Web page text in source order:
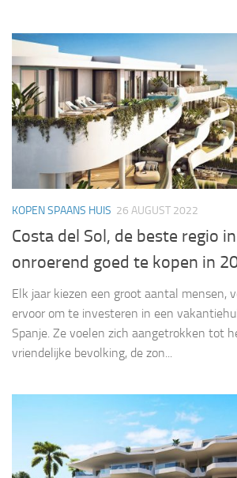
KOPEN SPAANS HUIS 26 AUGUST 2022
Costa del Sol, de beste regio
onroerend goed te kopen in
Elk jaar kiezen een groot aantal mensen,
ervoor om te investeren in een
Spanje. Ze voelen zich aangetrokken tot
vriendelijke bevolking, de zon...